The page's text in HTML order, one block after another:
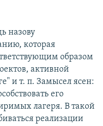
назову
которая
образом
активной
и т. п. Замысел ясен:
его
лагеря. В такой
реализации